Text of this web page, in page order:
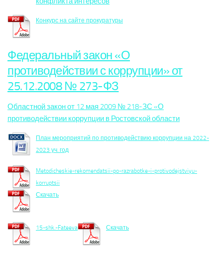
Конкурс на сайте прокуратуры
Федеральный закон «О
противодействии с коррупции» от
25.12.2008 № 273-ФЗ
Областной закон от 12 мая 2009 № 218-ЗС «О
противодействии коррупции в Ростовской области
План мероприятий по противодействию коррупции на 2022-
2023 уч. год
Metodicheskie-rekomendatsii-po-razrabotke-i-protivodejstviyu-
korruptsii
Скачать
15-shk.-Fateeva Скачать